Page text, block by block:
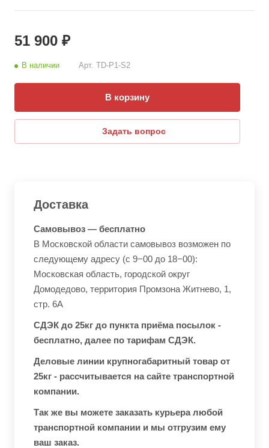
51 900 ₽
В наличии Арт. TD-P1-S2
В корзину
Задать вопрос
Доставка
Самовывоз — бесплатно
В Московской области самовывоз возможен по
следующему адресу (с 9−00 до 18−00):
Московская область, городской округ
Домодедово, территория Промзона Житнево, 1,
стр. 6А
СДЭК до 25кг до пункта приёма посылок -
бесплатно, далее по тарифам СДЭК.
Деловые линии крупногабаритный товар от
25кг - рассчитывается на сайте транспортной
компании.
Так же вы можете заказать курьера любой
транспортной компании и мы отгрузим ему
ваш заказ.